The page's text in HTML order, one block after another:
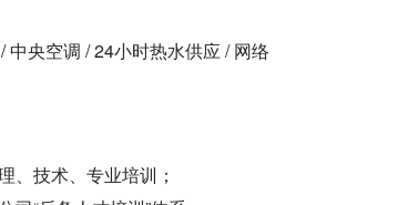
中央空调 / 24小时热水供应 / 网络
、技术、专业培训；